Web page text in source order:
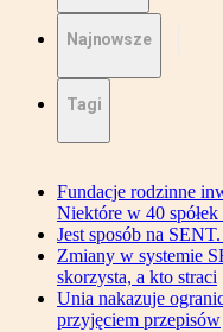
Najnowsze
Tagi
Fundacje rodzinne
Niektóre w 40 spółek
Jest sposób na
Zmiany w systemie
skorzysta, a kto straci
Unia nakazuje
przyjęciem przepisów